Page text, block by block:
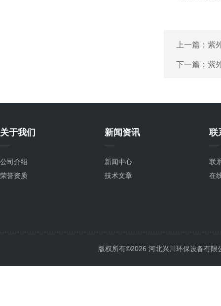
上一篇： 紫
下一篇： 紫
关于我们
公司介绍
荣誉资质
新闻资讯
新闻中心
技术文章
联
联
在
版权所有©2026 河北兴川环保设备有